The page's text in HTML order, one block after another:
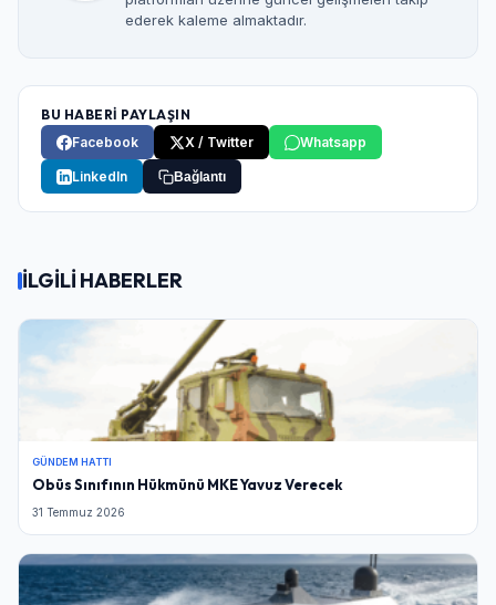
ederek kaleme almaktadır.
BU HABERİ PAYLAŞIN
Facebook
X / Twitter Whatsapp
LinkedIn Bağlantı
İLGİLİ HABERLER
GÜNDEM HATTI
Obüs Sınıfının Hükmünü MKE Yavuz Verecek
31 Temmuz 2026
Giriş Yap
Kullanıcı Adı veya E-posta